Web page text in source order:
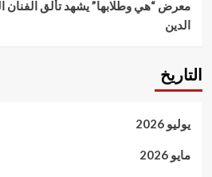
معرض “هي وطلابها” يشهد تألق الفنان
الدين
التاريخ
يوليو 2026
مايو 2026